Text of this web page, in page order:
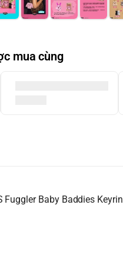
mua cùng
Fuggler Baby Baddies